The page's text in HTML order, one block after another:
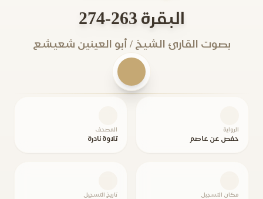
البقرة 263-274
بصوت القارئ الشيخ / أبو العينين شعيشع
الرواية
حفص عن عاصم
المصحف
تلاوة نادرة
مكان التسجيل تاريخ التسجيل